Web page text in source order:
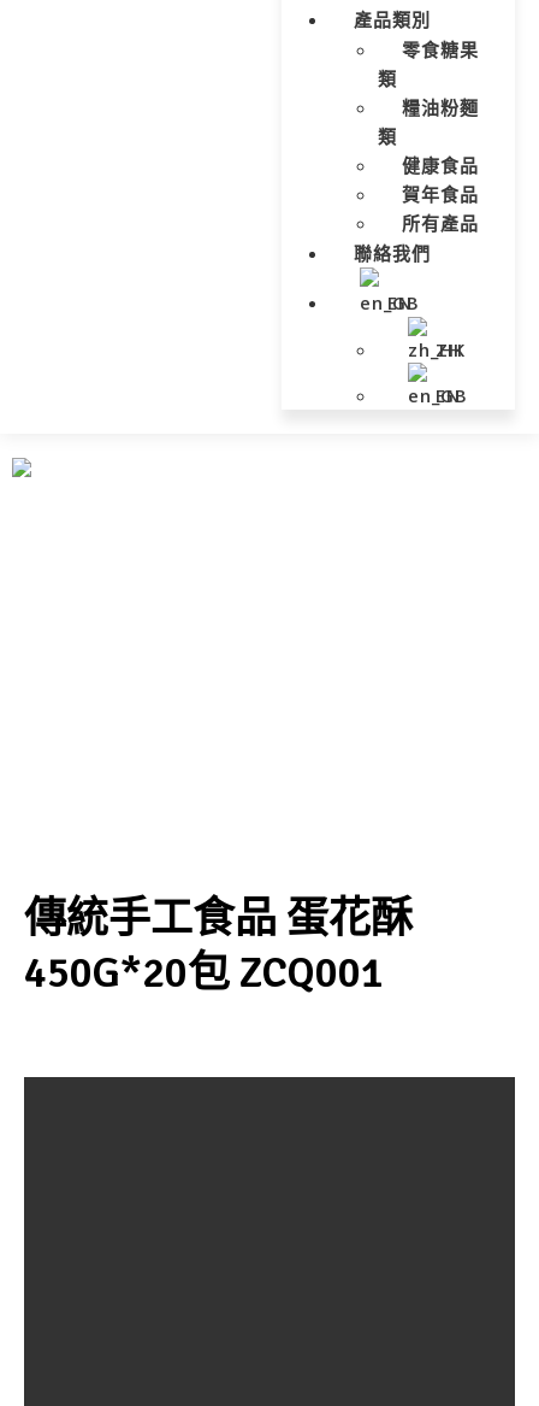
產品類別
零食糖果
類
糧油粉麵
類
健康食品
賀年食品
所有產品
聯絡我們
EN
ZH
EN
傳統手工食品 蛋花酥
450G*20包 ZCQ001